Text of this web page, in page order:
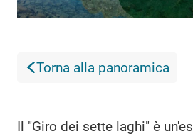
Torna alla panoramica
Il "Giro dei sette laghi" è